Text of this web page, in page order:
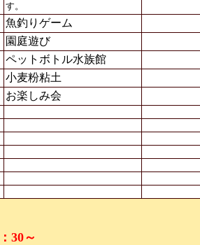
す。
魚釣りゲーム
園庭遊び
ペットボトル水族館
小麦粉粘土
お楽しみ会
30～